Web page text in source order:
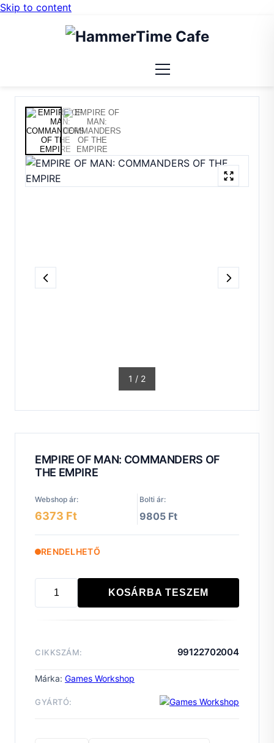
Skip to content
1 / 2
EMPIRE OF MAN: COMMANDERS OF
THE EMPIRE
Webshop ár: Bolti ár:
6373 Ft 9805 Ft
RENDELHETŐ
EMPIRE
COMMANDERS
THE
mennyiség
KOSÁRBA TESZEM
CIKKSZÁM: 99122702004
Márka: Games Workshop
GYÁRTÓ: